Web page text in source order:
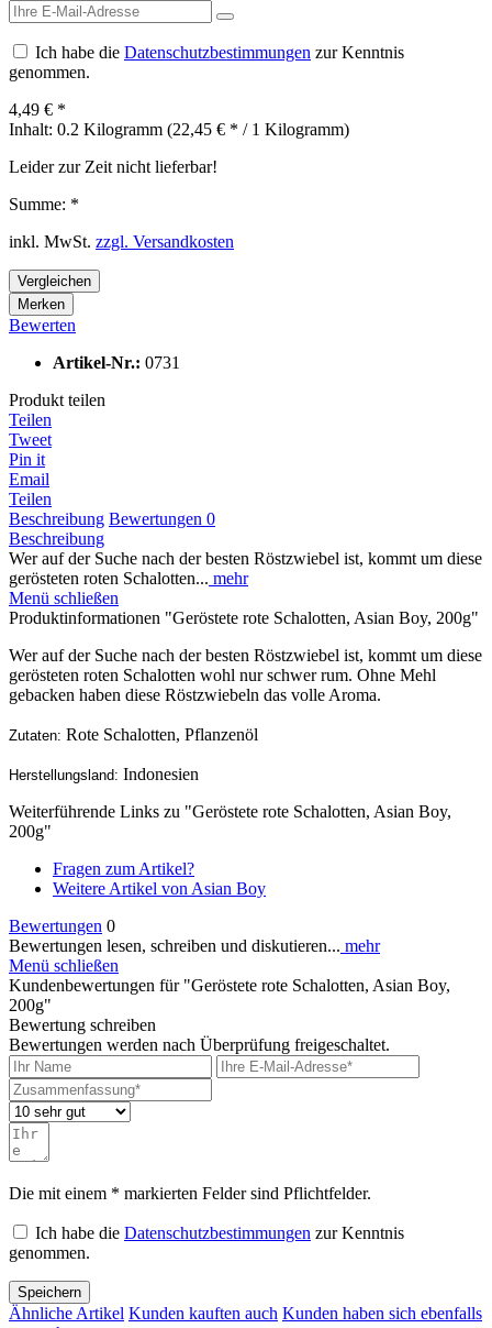
Ich habe die Datenschutzbestimmungen zur Kenntnis
genommen.
4,49 € *
Inhalt: 0.2 Kilogramm (22,45 € * / 1 Kilogramm)
Leider zur Zeit nicht lieferbar!
Summe: *
inkl. MwSt. zzgl. Versandkosten
Vergleichen
Merken
Bewerten
Artikel-Nr.: 0731
Produkt teilen
Teilen
Tweet
Pin it
Email
Teilen
Beschreibung Bewertungen 0
Beschreibung
Wer auf der Suche nach der besten Röstzwiebel ist, kommt um diese
gerösteten roten Schalotten... mehr
Menü schließen
Produktinformationen "Geröstete rote Schalotten, Asian Boy, 200g"
Wer auf der Suche nach der besten Röstzwiebel ist, kommt um diese
gerösteten roten Schalotten wohl nur schwer rum. Ohne Mehl
gebacken haben diese Röstzwiebeln das volle Aroma.
Zutaten: Rote Schalotten, Pflanzenöl
Herstellungsland: Indonesien
Weiterführende Links zu "Geröstete rote Schalotten, Asian Boy,
200g"
Fragen zum Artikel?
Weitere Artikel von Asian Boy
Bewertungen 0
Bewertungen lesen, schreiben und diskutieren... mehr
Menü schließen
Kundenbewertungen für "Geröstete rote Schalotten, Asian Boy,
200g"
Bewertung schreiben
Bewertungen werden nach Überprüfung freigeschaltet.
Die mit einem * markierten Felder sind Pflichtfelder.
Ich habe die Datenschutzbestimmungen zur Kenntnis
genommen.
Speichern
Ähnliche Artikel Kunden kauften auch Kunden haben sich ebenfalls